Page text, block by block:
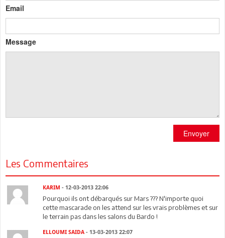
Email
Message
Envoyer
Les Commentaires
KARIM - 12-03-2013 22:06
Pourquoi ils ont débarqués sur Mars ??? N'importe quoi
cette mascarade on les attend sur les vrais problèmes et sur
le terrain pas dans les salons du Bardo !
ELLOUMI SAIDA - 13-03-2013 22:07